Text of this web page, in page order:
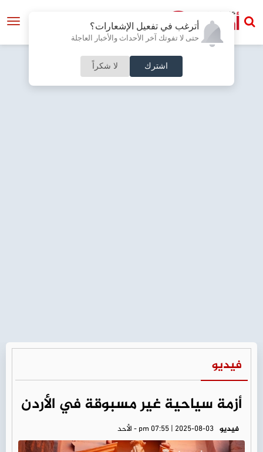
أترغب في تفعيل الإشعارات؟
حتى لا تفوتك آخر الأحداث والأخبار العاجلة
اشترك لا شكراً
فيديو
أزمة سياحية غير مسبوقة في الأردن
فيديو pm 07:55 | 2025-08-03 - الأحد